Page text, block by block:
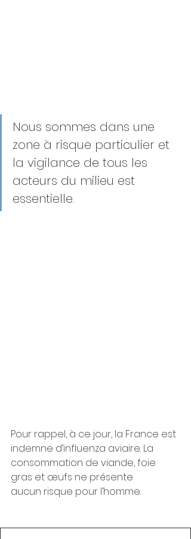
Nous sommes dans une
zone à risque particulier et
la vigilance de tous les
acteurs du milieu est
essentielle.
Pour rappel, à ce jour, la France est
indemne d’influenza aviaire. La
consommation de viande, foie
gras et œufs ne présente
aucun risque pour l’homme.